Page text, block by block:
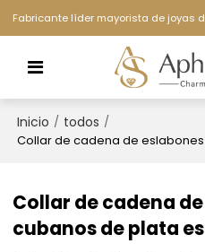
Fabricante líder mayorista de joyas
Inicio / todos /
Collar de cadena de
Collar de cadena
cubanos de plata